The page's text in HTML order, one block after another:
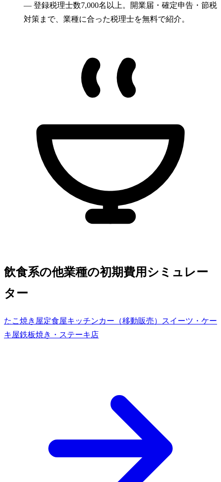
— 登録税理士数7,000名以上。開業届・確定申告・節税
対策まで、業種に合った税理士を無料で紹介。
飲食系の他業種の初期費用シミュレー
ター
たこ焼き屋定食屋キッチンカー（移動販売）
スイーツ・ケー
キ屋鉄板焼き・ステーキ店